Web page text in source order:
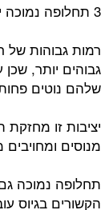
3 תחלופה נמוכה יותר ושימור גבוה יותר:
רמות גבוהות של
גבוהים יותר,
שלהם נוטים
יציבות זו מחזקת
מנוסים
תחלופה נמוכה
הקשורים בגיוס